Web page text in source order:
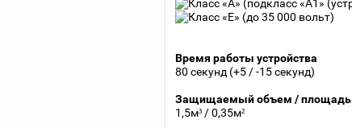
Время работы устройства
80 секунд (+5 / -15 секунд)
Защищаемый объем / площадь
1,5м³ / 0,35м²